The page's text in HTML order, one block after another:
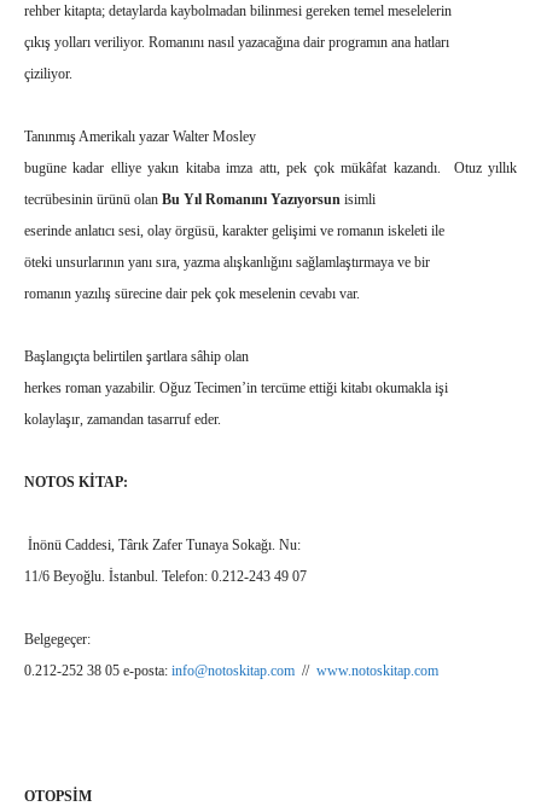
rehber kitapta; detaylarda kaybolmadan bilinmesi gereken temel meselelerin
çıkış yolları veriliyor. Romanını nasıl yazacağına dair programın ana hatları
çiziliyor.
Tanınmış Amerikalı yazar Walter Mosley
bugüne kadar elliye yakın kitaba imza attı, pek çok mükâfat kazandı. Otuz yıllık
tecrübesinin ürünü olan Bu Yıl Romanını Yazıyorsun isimli
eserinde anlatıcı sesi, olay örgüsü, karakter gelişimi ve romanın iskeleti ile
öteki unsurlarının yanı sıra, yazma alışkanlığını sağlamlaştırmaya ve bir
romanın yazılış sürecine dair pek çok meselenin cevabı var.
Başlangıçta belirtilen şartlara sâhip olan
herkes roman yazabilir. Oğuz Tecimen’in tercüme ettiği kitabı okumakla işi
kolaylaşır, zamandan tasarruf eder.
NOTOS KİTAP:
İnönü Caddesi, Târık Zafer Tunaya Sokağı. Nu:
11/6 Beyoğlu. İstanbul. Telefon: 0.212-243 49 07
Belgegeçer:
0.212-252 38 05 e-posta: info@notoskitap.com // www.notoskitap.com
OTOPSİM